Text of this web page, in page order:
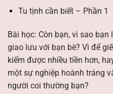
Tu tịnh cần biết – Phần 1
Bài học: Còn bạn, vì sao
giao lưu với bạn bè? Vì để
kiếm được nhiều tiền hơn,
một sự nghiệp hoành tráng
người coi thường bạn?